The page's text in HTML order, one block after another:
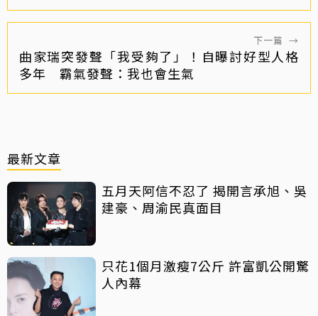
下一篇 →
曲家瑞突發聲「我受夠了」！自曝討好型人格
多年 霸氣發聲：我也會生氣
最新文章
五月天阿信不忍了 揭開言承旭、吳
建豪、周渝民真面目
只花1個月激瘦7公斤 許富凱公開驚
人內幕